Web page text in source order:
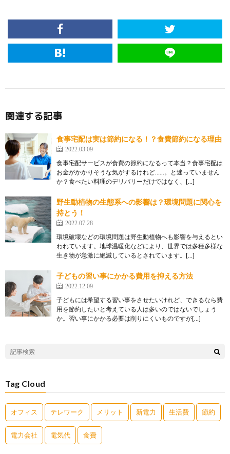
関連する記事
食事宅配は実は節約になる！？食費節約になる理由
2022.03.09
食事宅配サービスが食費の節約になるって本当？食事宅配は
お金がかかりそうな気がするけれど……。と迷っていません
か？食べたい料理のデリバリーだけではなく、[…]
野生動植物の生態系への影響は？環境問題に関心を
持とう！
2022.07.28
環境破壊などの環境問題は野生動植物へも影響を与えるとい
われています。地球温暖化などにより、世界では多種多様な
生き物が急激に絶滅しているとされています。[…]
子どもの習い事にかかる費用を抑える方法
2022.12.09
子どもには希望する習い事をさせたいけれど、できるなら費
用を節約したいと考えている人は多いのではないでしょう
か。習い事にかかる必要は削りにくいものですが[…]
Tag Cloud
オフィス テレワーク メリット 新電力 生活費 節約
電力会社 電気代 食費